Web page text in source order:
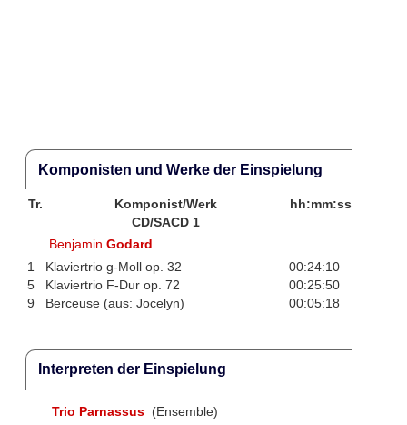
Komponisten und Werke der Einspielung
Tr. Komponist/Werk
hh:mm:ss
CD/SACD 1
BenjaminGodard
1
Klaviertrio g-Moll op. 32
00:24:10
5
Klaviertrio F-Dur op. 72
00:25:50
9
Berceuse (aus: Jocelyn) 00:05:18
Interpreten der Einspielung
Trio Parnassus (Ensemble)